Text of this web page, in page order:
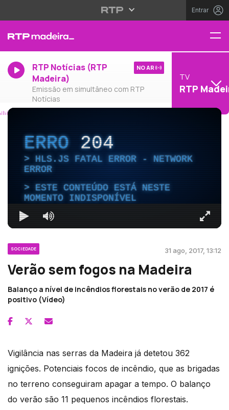
Entrar
RTP Notícias (RTP
Madeira)
Emissão em simultâneo com RTP
Notícias
NO AR
TV
RTP
ERRO204
HLS.JS FATAL ERROR - NETWORK
ERROR
ESTE CONTEÚDO ESTÁ NESTE
MOMENTO INDISPONÍVEL
SOCIEDADE 31 ago, 2017, 13:12
Verão sem fogos na Madeira
Balanço a nível de incêndios florestais no verão de 2017 é
positivo (Vídeo)
Vigilância nas serras da Madeira já detetou 362
ignições. Potenciais focos de incêndio, que as brigadas
no terreno conseguiram apagar a tempo. O balanço
do verão são 11 pequenos incêndios florestais.